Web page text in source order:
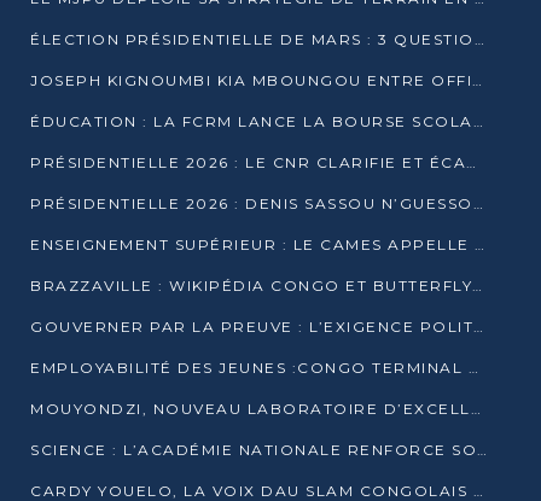
ÉLECTION PRÉSIDENTIELLE DE MARS : 3 QUESTIONS À UN EXPERT CONGOLAIS DE LA CYBERSÉCURITÉ
JOSEPH KIGNOUMBI KIA MBOUNGOU ENTRE OFFICIELLEMENT EN COURSE POUR LA PRÉSIDENTIELLE
ÉDUCATION : LA FCRM LANCE LA BOURSE SCOLAIRE FRANCINE-NTOUMI POUR PROMOUVOIR LES FILIÈRES SCIENTIFIQUES
PRÉSIDENTIELLE 2026 : LE CNR CLARIFIE ET ÉCARTE LA CANDIDATURE DU PASTEUR NTUMI
PRÉSIDENTIELLE 2026 : DENIS SASSOU N’GUESSO ANNONCE OFFICIELLEMENT SA CANDIDATURE
ENSEIGNEMENT SUPÉRIEUR : LE CAMES APPELLE À UNE UNIVERSITÉ AFRICAINE AXÉE SUR L’EMPLOYABILITÉ
BRAZZAVILLE : WIKIPÉDIA CONGO ET BUTTERFLY SCELLENT UN PARTENARIAT POUR STRUCTURER LE BÉNÉVOLAT NUMÉRIQUE
GOUVERNER PAR LA PREUVE : L’EXIGENCE POLITIQUE DU XXIᵉ SIÈCLE
EMPLOYABILITÉ DES JEUNES :CONGO TERMINAL S’ALLIE À L’ESCIC POUR RAPPROCHER L’ÉCOLE DU TERRAIN
MOUYONDZI, NOUVEAU LABORATOIRE D’EXCELLENCE PÉDAGOGIQUE AVEC L’ENFICE
SCIENCE : L’ACADÉMIE NATIONALE RENFORCE SON ÉQUIPE ET TRACE SA FEUILLE DE ROUTE 2026
CARDY YOUELO, LA VOIX DAU SLAM CONGOLAIS QUI INTERPELLE LE MONDE